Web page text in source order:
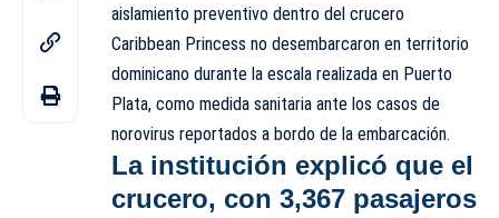
aislamiento preventivo dentro del crucero
Caribbean Princess no desembarcaron en territorio
dominicano durante la escala realizada en Puerto
Plata, como medida sanitaria ante los casos de
norovirus reportados a bordo de la embarcación.
La institución explicó que el
crucero, con 3,367 pasajeros